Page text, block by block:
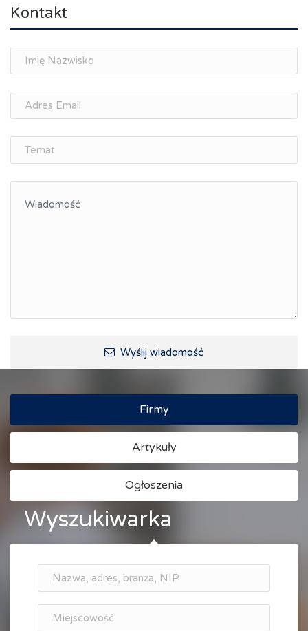
Spotkania branżowe
osobisty
Memorandum Gospodarcze PL-CZ
Śląskie Porozumienie Gospodarcze
ŚLĄSK.ONLINE
Integracja
Kontakt
Wyślij wiadomość
Firmy
Artykuły
Ogłoszenia
Wyszukiwarka